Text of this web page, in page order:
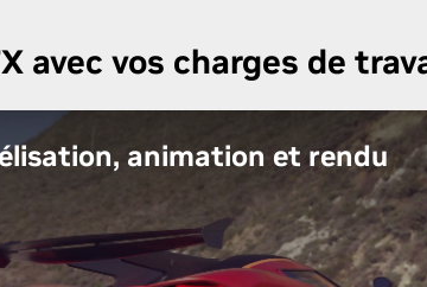
avec vos charges de
animation et rendu
le plein potentiel des